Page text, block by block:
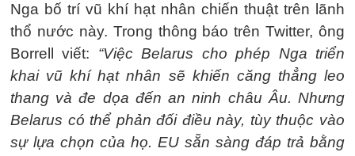
Nga bố trí vũ khí hạt nhân chiến thuật trên lãnh
thổ nước này. Trong thông báo trên Twitter, ông
Borrell viết: “Việc Belarus cho phép Nga triển
khai vũ khí hạt nhân sẽ khiến căng thẳng leo
thang và đe dọa đến an ninh châu Âu. Nhưng
Belarus có thể phản đối điều này, tùy thuộc vào
sự lựa chọn của họ. EU sẵn sàng đáp trả bằng